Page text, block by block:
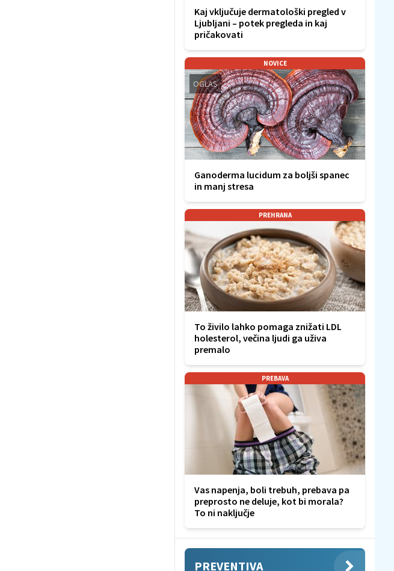
Kaj vključuje dermatološki pregled v
Ljubljani – potek pregleda in kaj
pričakovati
NOVICE
OGLAS
Ganoderma lucidum za boljši spanec
in manj stresa
PREHRANA
To živilo lahko pomaga znižati LDL
holesterol, večina ljudi ga uživa
premalo
PREBAVA
Vas napenja, boli trebuh, prebava pa
preprosto ne deluje, kot bi morala?
To ni naključje
PREVENTIVA